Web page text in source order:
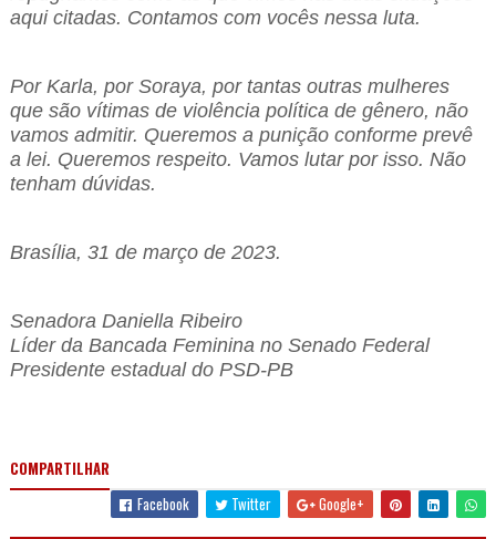
aqui citadas. Contamos com vocês nessa luta.
Por Karla, por Soraya, por tantas outras mulheres
que são vítimas de violência política de gênero, não
vamos admitir. Queremos a punição conforme prevê
a lei. Queremos respeito. Vamos lutar por isso. Não
tenham dúvidas.
Brasília, 31 de março de 2023.
Senadora Daniella Ribeiro
Líder da Bancada Feminina no Senado Federal
Presidente estadual do PSD-PB
COMPARTILHAR
Facebook
Twitter Google+